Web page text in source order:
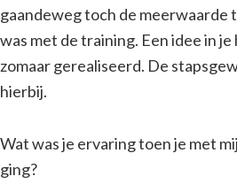
gaandeweg toch de meerwaarde
was met de training. Een idee in
zomaar gerealiseerd. De
hierbij.
Wat was je ervaring toen je met
ging?